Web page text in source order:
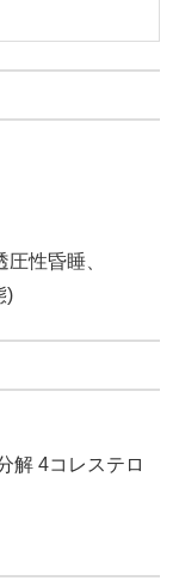
性昏睡、
)
解 4コレステロ